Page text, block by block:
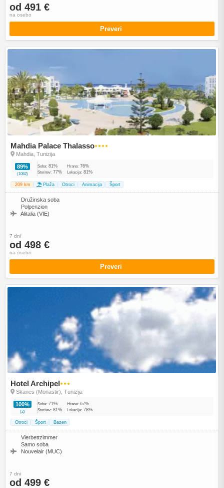
od 491 €
na osebo
Preveri
Mahdia Palace Thalasso●●●●
Mahdia, Tunizija
89%
(1062)
Soba: 81% Hrana: 76%
Storitev: 77% Lokacija: 81%
209 km Plaža Otroci Animacija Šport
Družinska soba
Polpenzion
Alitalia (VIE)
7 dni
od 498 €
na osebo
Preveri
Hotel Archipel●●●
Skanes (Monastir), Tunizija
100%
(2)
Soba: 71% Hrana: 67%
Storitev: 81% Lokacija: 78%
Otroci Šport Bazen
Vierbettzimmer
Samo soba
Nouvelair (MUC)
7 dni
od 499 €